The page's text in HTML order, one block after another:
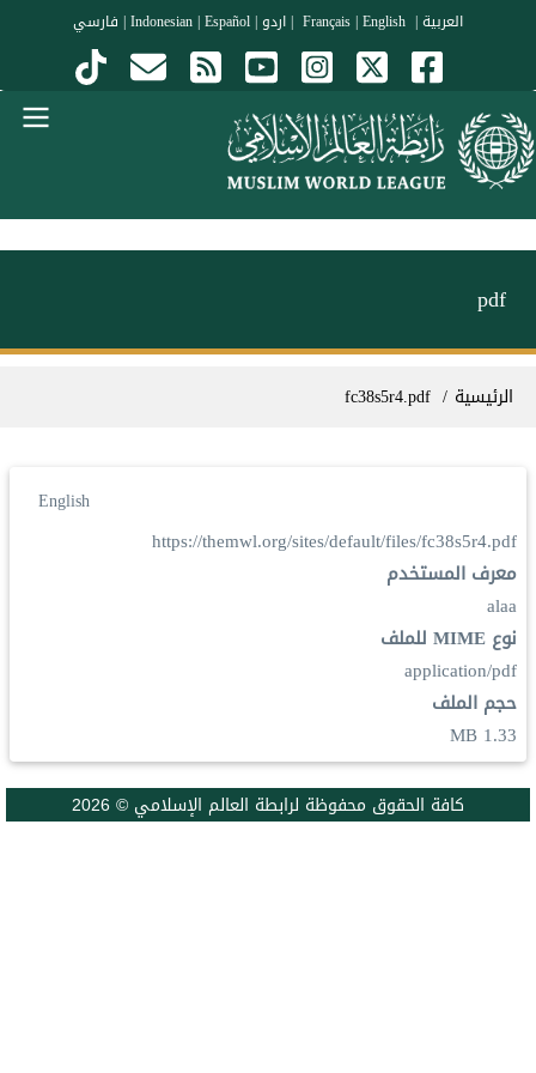
تجاوز إلى المحتوى الرئيسي
العربية|
|English
| اردو|
Indonesian |Español
| فارسي
pdf
مسار التنقل
الرئيسية fc38s5r4.pdf
English
https://themwl.org/sites/default/files/fc38s5r4.pdf
معرف المستخدم
alaa
نوع MIME للملف
application/pdf
حجم الملف
1.33 MB
كافة الحقوق محفوظة لرابطة العالم الإسلامي © 2026